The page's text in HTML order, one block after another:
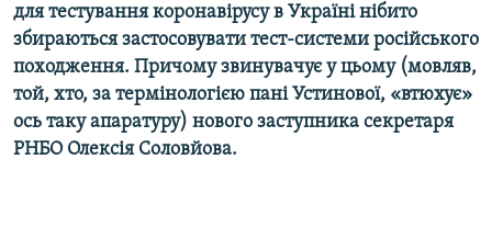
для тестування коронавірусу в Україні нібито
збираються застосовувати тест-системи російського
походження. Причому звинувачує у цьому (мовляв,
той, хто, за термінологією пані Устинової, «втюхує»
ось таку апаратуру) нового заступника секретаря
РНБО Олексія Соловйова.